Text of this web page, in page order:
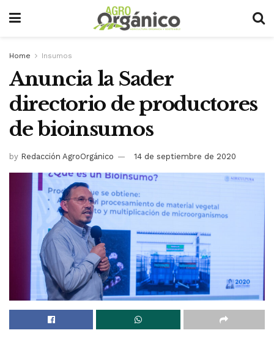
Home Insumos
Anuncia la Sader
directorio de productores
de bioinsumos
by Redacción AgroOrgánico 14 de septiembre de 2020